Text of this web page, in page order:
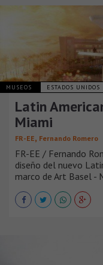
MUSEOS ESTADOS UNIDOS
Latin
Miami
FR-EE, Fernando Romero
FR-EE / Fernando
diseño del nuevo
marco de Art Basel -